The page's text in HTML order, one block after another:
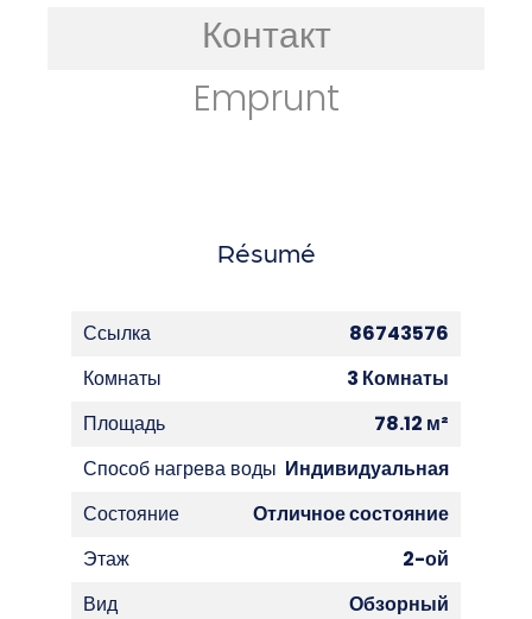
Контакт
Emprunt
Résumé
Ссылка
86743576
Комнаты
3 Комнаты
Площадь
78.12 м²
Способ нагрева воды Индивидуальная
Состояние
Отличное состояние
Этаж
2-ой
Вид
Обзорный